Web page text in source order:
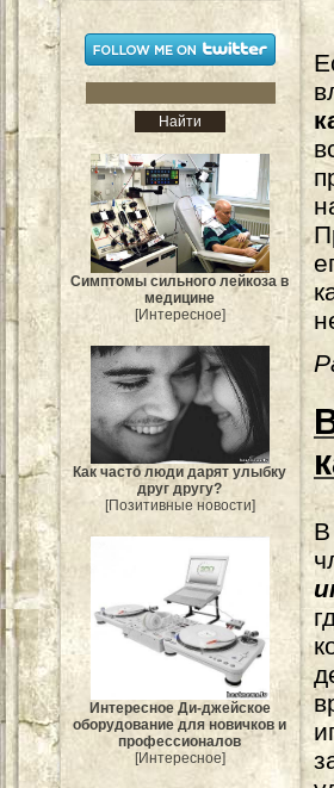
Симптомы сильного лейкоза в
медицине
[Интересное]
Как часто люди дарят улыбку
друг другу?
[Позитивные новости]
Интересное Ди-джейское
оборудование для новичков и
профессионалов
[Интересное]